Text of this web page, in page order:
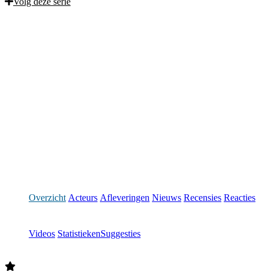
Overzicht Acteurs Afleveringen Nieuws Recensies Reacties
Videos StatistiekenSuggesties